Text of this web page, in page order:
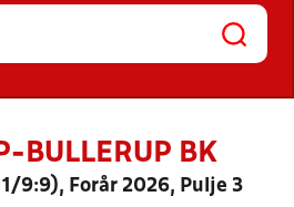
HOLD
BULLERUP BK
9:9), Forår 2026, Pulje 3